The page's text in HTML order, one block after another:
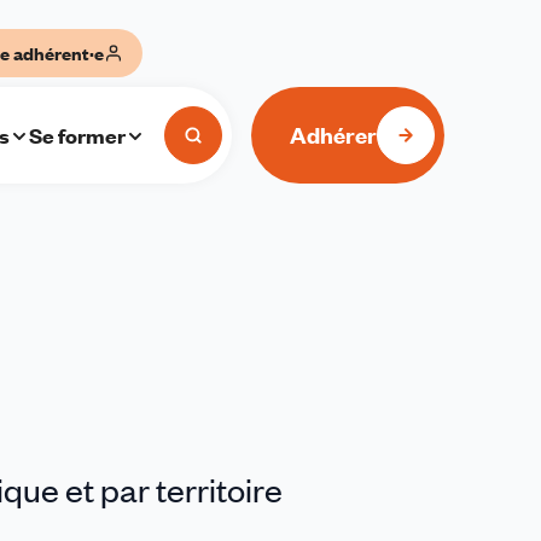
adhérent·e
Se former Adhérer
et par territoire